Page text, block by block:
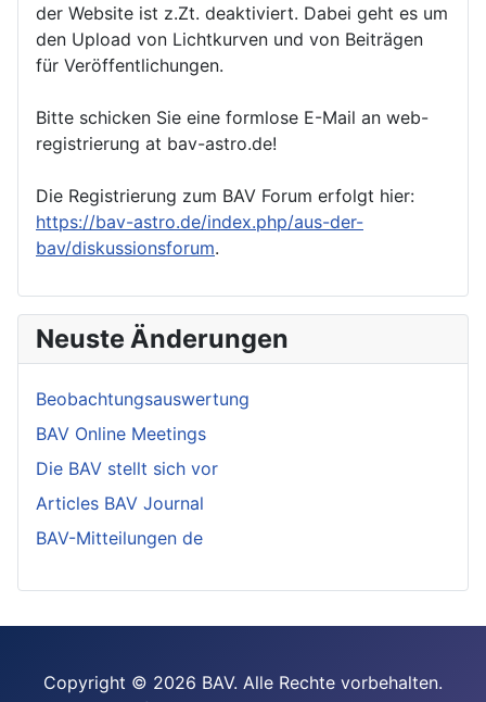
der Website ist z.Zt. deaktiviert. Dabei geht es um
den Upload von Lichtkurven und von Beiträgen
für Veröffentlichungen.
Bitte schicken Sie eine formlose E-Mail an web-
registrierung at bav-astro.de!
Die Registrierung zum BAV Forum erfolgt hier:
https://bav-astro.de/index.php/aus-der-
bav/diskussionsforum.
Neuste Änderungen
Beobachtungsauswertung
BAV Online Meetings
Die BAV stellt sich vor
Articles BAV Journal
BAV-Mitteilungen de
Copyright © 2026 BAV. Alle Rechte vorbehalten.